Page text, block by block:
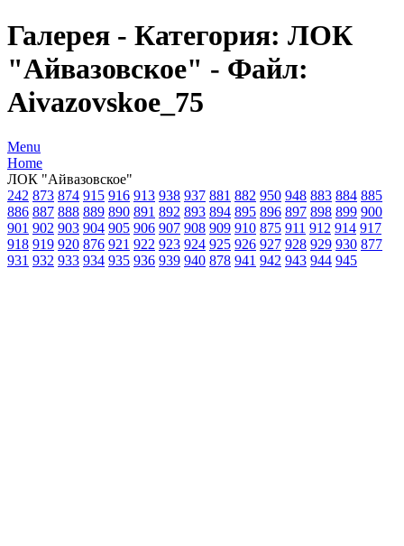
Галерея - Категория: ЛОК
"Айвазовское" - Файл:
Aivazovskoe_75
Menu
Home
ЛОК "Айвазовское"
242 873 874 915 916 913 938 937 881 882 950 948 883 884 885
886 887 888 889 890 891 892 893 894 895 896 897 898 899 900
901 902 903 904 905 906 907 908 909 910 875 911 912 914 917
918 919 920 876 921 922 923 924 925 926 927 928 929 930 877
931 932 933 934 935 936 939 940 878 941 942 943 944 945